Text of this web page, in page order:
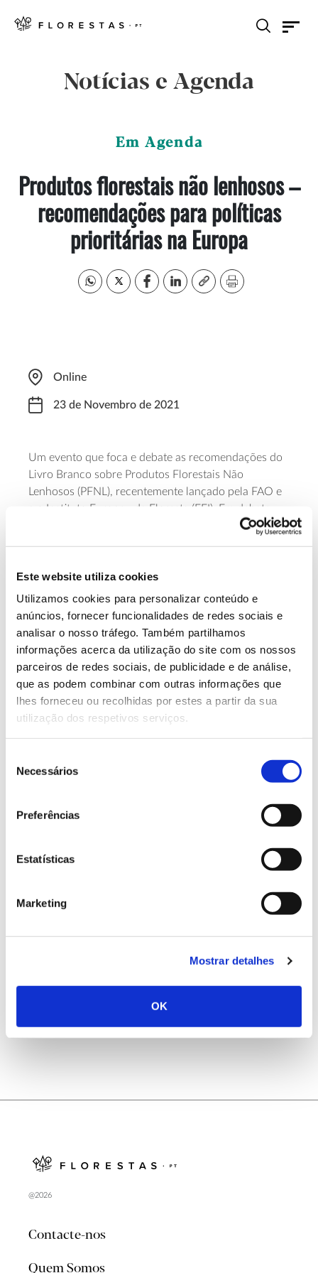
Este website utiliza cookies
Utilizamos cookies para personalizar conteúdo e
anúncios, fornecer funcionalidades de redes sociais e
analisar o nosso tráfego. Também partilhamos
informações acerca da utilização do site com os nossos
parceiros de redes sociais, de publicidade e de análise,
que as podem combinar com outras informações que
lhes forneceu ou recolhidas por estes a partir da sua
utilização dos respetivos serviços.
Necessários
Preferências
Estatísticas
Marketing
Mostrar detalhes
OK
Notícias e Agenda
Em Agenda
Produtos florestais não lenhosos –
recomendações para políticas
prioritárias na Europa
Online
23 de Novembro de 2021
Um evento que foca e debate as recomendações do
Livro Branco sobre Produtos Florestais Não
Lenhosos (PFNL), recentemente lançado pela FAO e
a o Instituto Europeu da Floresta (EFI). Em debate
estarão temas como o papel dos PFNL na transição
tomar as organizações internacionais para apoiar
uma produção e consumo sustentável. Pode efetuar
o seuregisto através destelink.
Saber mais
13.07.2026
Genoma do priolo e de outras espécies em risco:
conhecer para conservar
02.07.2026
Registar galhas de Trichi em acácia-das-espigas:
cidadãos chamados a ajudar
25.06.2026
Natureza e florestas procuram jovens voluntários
no verão 2026
@2026
Contacte-nos
Quem Somos